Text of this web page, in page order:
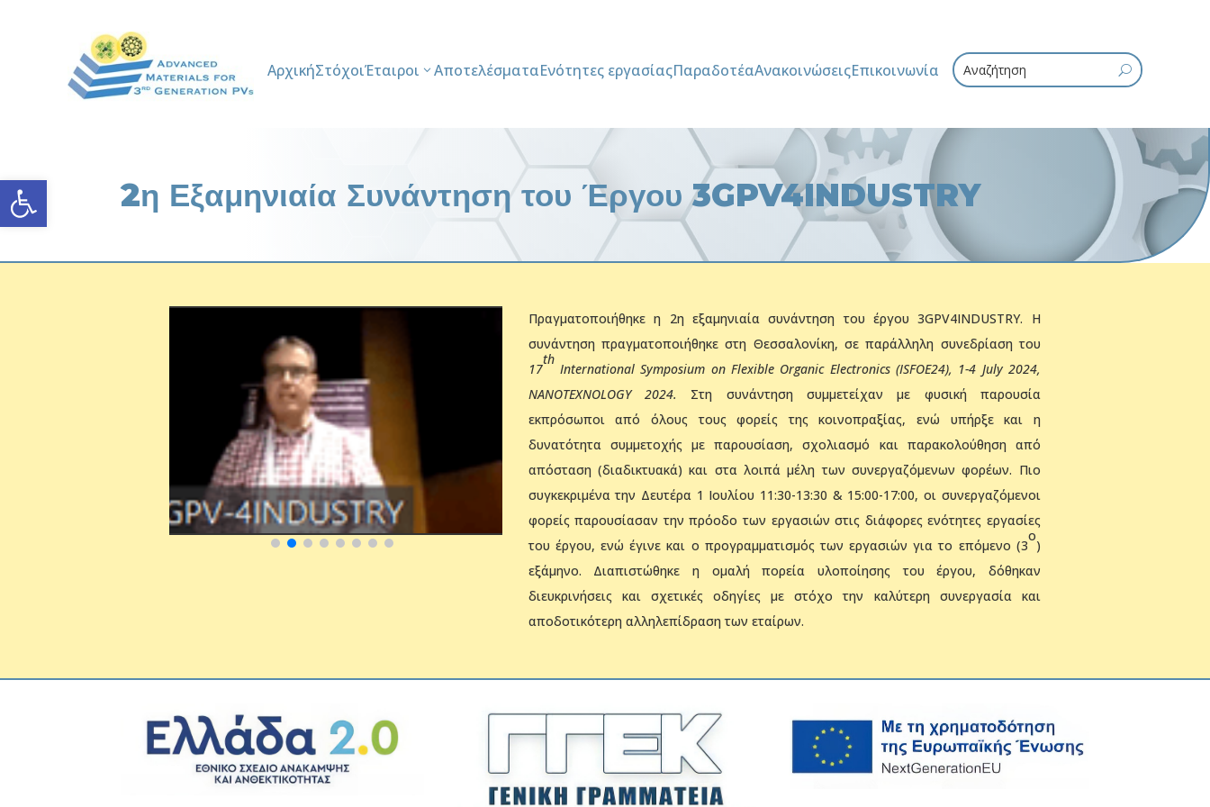
Ανοίξτε τη γραμμή εργαλείων
ΑρχικήΣτόχοιΈταιροι ΑποτελέσματαΕνότητες εργασίαςΠαραδοτέαΑνακοινώσειςΕπικοινωνία U
2η Εξαμηνιαία Συνάντηση του Έργου 3GPV4INDUSTRY
Πραγματοποιήθηκε η 2η εξαμηνιαία συνάντηση του έργου 3GPV4INDUSTRY. Η
συνάντηση πραγματοποιήθηκε στη Θεσσαλονίκη, σε παράλληλη συνεδρίαση του
17
th
International Symposium onFlexible OrganicElectronics(ISFOE24), 1-4 July2024,
NANOTΕXNOLOGY2024. Στη συνάντηση συμμετείχαν με φυσική παρουσία
εκπρόσωποι από όλους τους φορείς της κοινοπραξίας, ενώ υπήρξε και η
δυνατότητα συμμετοχής με παρουσίαση, σχολιασμό και παρακολούθηση από
απόσταση (διαδικτυακά) και στα λοιπά μέλη των συνεργαζόμενων φορέων. Πιο
συγκεκριμένα την Δευτέρα 1 Ιουλίου 11:30-13:30 & 15:00-17:00, οι συνεργαζόμενοι
φορείς παρουσίασαν την πρόοδο των εργασιών στις διάφορες ενότητες εργασίες
του έργου, ενώ έγινε και ο προγραμματισμός των εργασιών για το επόμενο (3
ο
)
εξάμηνο. Διαπιστώθηκε η ομαλή πορεία υλοποίησης του έργου, δόθηκαν
διευκρινήσεις και σχετικές οδηγίες με στόχο την καλύτερη συνεργασία και
αποδοτικότερη αλληλεπίδραση των εταίρων.